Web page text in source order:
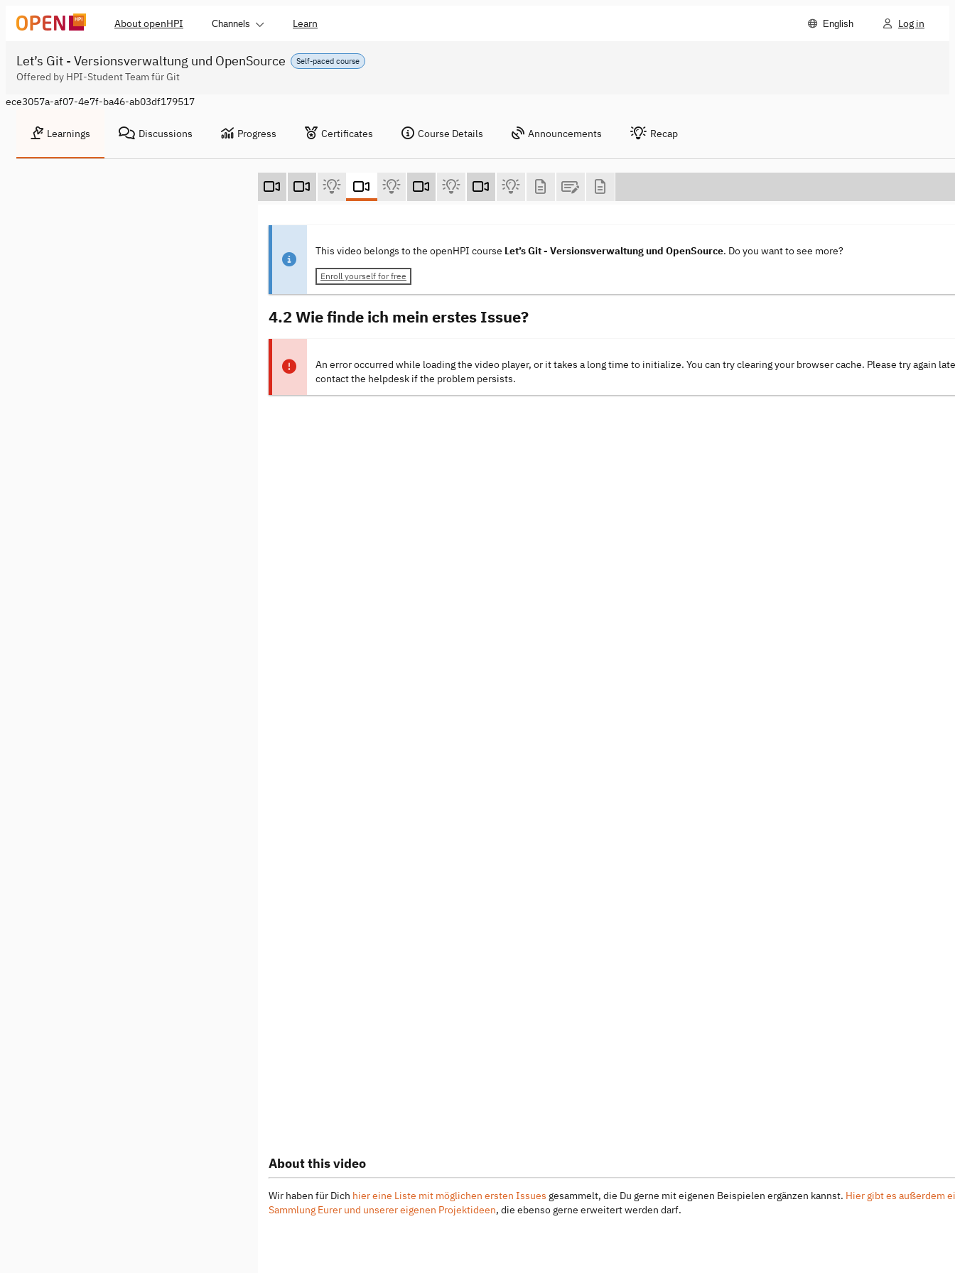
About openHPI Channels Learn English Log in
Self-paced course
Let’s Git - Versionsverwaltung und OpenSource
Offered by HPI-Student Team für Git
ece3057a-af07-4e7f-ba46-ab03df179517
Learnings Discussions Progress Certificates Course Details Announcements Recap
This video belongs to the openHPI course Let’s Git - Versionsverwaltung und OpenSource. Do you want to see more?
Enroll yourself for free
4.2 Wie finde ich mein erstes Issue?
An error occurred while loading the video player, or it takes a long time to initialize. You can try clearing your browser cache. Please try again
contact the helpdesk if the problem persists.
About this video
Wir haben für Dich hier eine Liste mit möglichen ersten Issues gesammelt, die Du gerne mit eigenen Beispielen ergänzen kannst. Hier gibt es außerdem
Sammlung Eurer und unserer eigenen Projektideen, die ebenso gerne erweitert werden darf.